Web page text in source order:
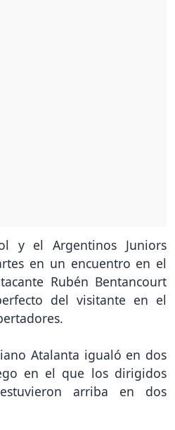
y el Argentinos Juniors
en un encuentro en el
Rubén Bentancourt
del visitante en el
Atalanta igualó en dos
en el que los dirigidos
arriba en dos